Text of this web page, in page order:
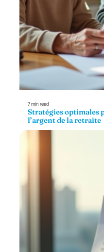
7 min read
Stratégies optimales
l’argent de la retraite